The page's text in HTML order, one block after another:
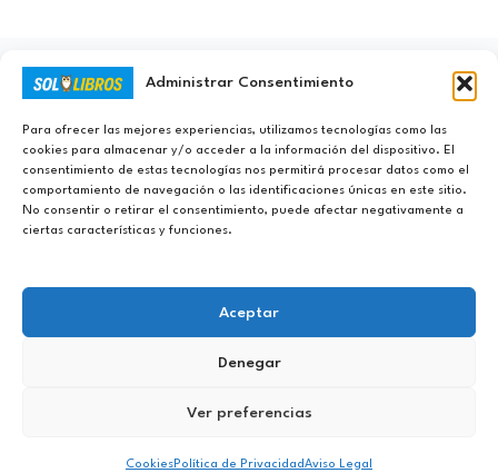
Administrar Consentimiento
Para ofrecer las mejores experiencias, utilizamos tecnologías como las
cookies para almacenar y/o acceder a la información del dispositivo. El
consentimiento de estas tecnologías nos permitirá procesar datos como el
comportamiento de navegación o las identificaciones únicas en este sitio.
No consentir o retirar el consentimiento, puede afectar negativamente a
ciertas características y funciones.
Aceptar
Denegar
Ver preferencias
CookiesPolítica de PrivacidadAviso Legal
Ayúdanos a Nunca Dejar de Aprender
Política de Cookies|Contacto|